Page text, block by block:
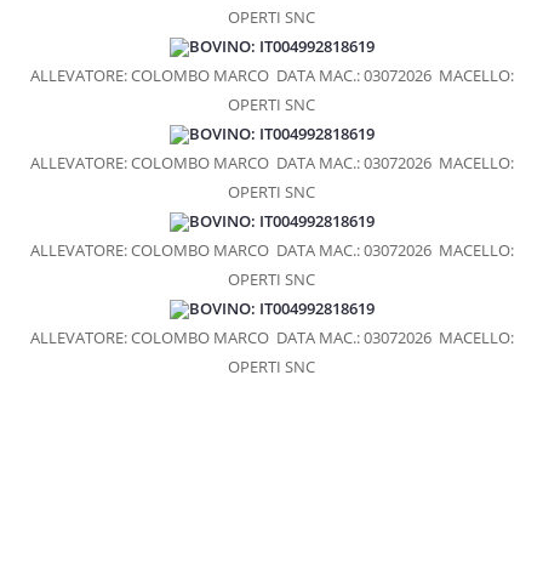
PASTA FRESCA A MARCHIO COALVI
GASTRONOMIA D’ECCELLENZA
OPERTI SNC
BOVINO: IT004992818619
ALLEVATORE: COLOMBO MARCODATA MAC.: 03072026MACELLO:
OPERTI SNC
BOVINO: IT004992818619
ALLEVATORE: COLOMBO MARCODATA MAC.: 03072026MACELLO:
OPERTI SNC
BOVINO: IT004992818619
ALLEVATORE: COLOMBO MARCODATA MAC.: 03072026MACELLO:
OPERTI SNC
BOVINO: IT004992818619
ALLEVATORE: COLOMBO MARCODATA MAC.: 03072026MACELLO:
OPERTI SNC